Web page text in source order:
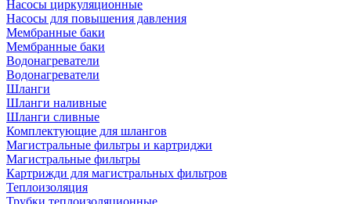
Насосы циркуляционные
Насосы для повышения давления
Мембранные баки
Мембранные баки
Водонагреватели
Водонагреватели
Шланги
Шланги наливные
Шланги сливные
Комплектующие для шлангов
Магистральные фильтры и картриджи
Магистральные фильтры
Картрижди для магистральных фильтров
Теплоизоляция
Трубки теплоизоляционные